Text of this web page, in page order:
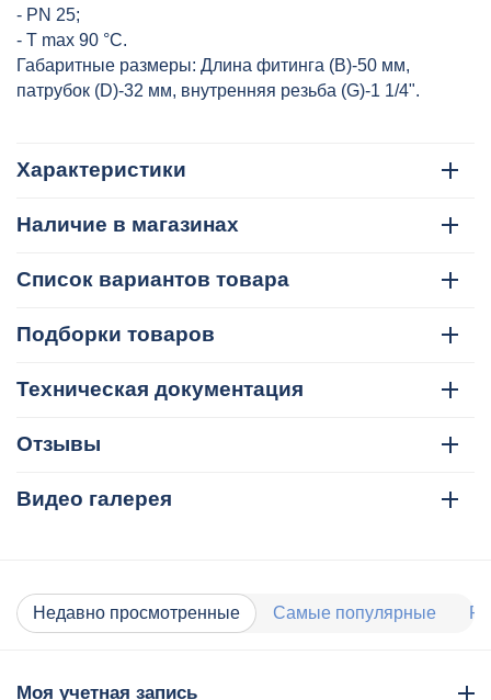
- PN 25;
- T max 90 °C.
Габаритные размеры: Длина фитинга (В)-50 мм,
патрубок (D)-32 мм, внутренняя резьба (G)-1 1/4".
Характеристики
Наличие в магазинах
Список вариантов товара
Подборки товаров
Техническая документация
Отзывы
Видео галерея
Недавно просмотренные Самые популярные
Моя учетная запись